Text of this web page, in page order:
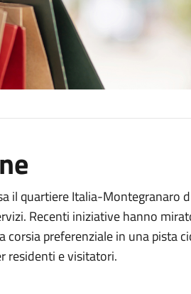
il quartiere Italia-Montegranaro
Recenti iniziative hanno
corsia preferenziale in una pista
residenti e visitatori.